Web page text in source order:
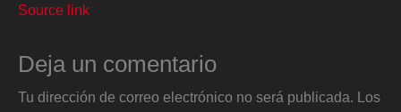
Source link
Deja un comentario
Tu dirección de correo electrónico no será publicada.
Los